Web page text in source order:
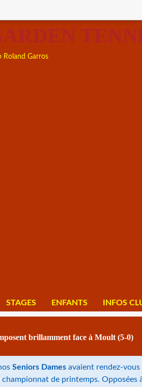
Roland Garros
STAGES ENFANTS INFOS
brillamment face à Moult (5-0)
Seniors Dames avaient rendez-
de printemps. Opposées